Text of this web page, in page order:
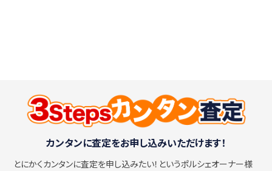
カンタンに査定をお申し込みいただけます！
とにかくカンタンに査定を申し込みたい！ というポルシェオーナー様